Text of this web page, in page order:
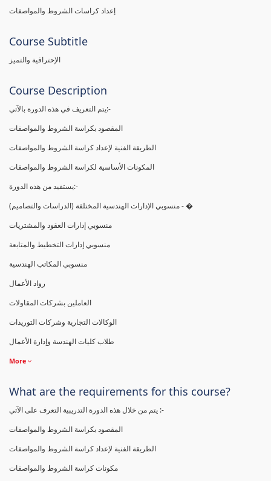
إعداد كراسات الشروط والمواصفات
Course Subtitle
الإحترافية والتميز
Course Description
يتم التعريف في هذه الدورة بالآتي:-
المقصود بكراسة الشروط والمواصفات
الطريقة الفنية لإعداد كراسة الشروط والمواصفات
المكونات الأساسية لكراسة الشروط والمواصفات
يستفيد من هذه الدورة:-
(منسوبي الإدارات الهندسية المختلفة (الدراسات والتصاميم - �
منسوبي إدارات العقود والمشتريات
منسوبي إدارات التخطيط والمتابعة
منسوبي المكاتب الهندسية
رواد الأعمال
العاملين بشركات المقاولات
الوكالات التجارية وشركات التوريدات
طلاب كليات الهندسة وإدارة الأعمال
More
What are the requirements for this course?
يتم من خلال هذه الدورة التدريبية التعرف على الآتي :-
المقصود بكراسة الشروط والمواصفات
الطريقة الفنية لإعداد كراسة الشروط والمواصفات
مكونات كراسة الشروط والمواصفات